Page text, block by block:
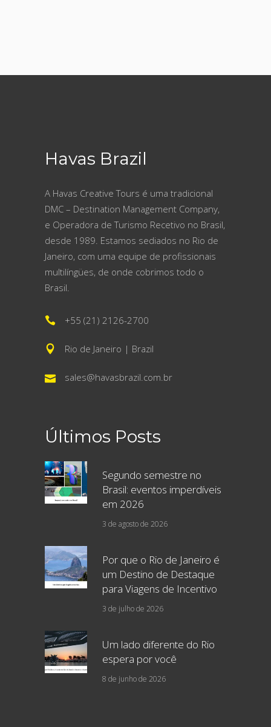
Havas Brazil
A Havas Creative Tours é uma tradicional
DMC – Destination Management Company,
e Operadora de Turismo Recetivo no Brasil,
desde 1989. Estamos sediados no Rio de
Janeiro, com uma equipe de profissionais
multilíngües, de onde cobrimos todo o
Brasil.
+55 (21) 2126-2700
Rio de Janeiro | Brazil
sales@havasbrazil.com.br
Últimos Posts
Segundo semestre no
Brasil: eventos imperdíveis
em 2026
3 de agosto de 2026
Por que o Rio de Janeiro é
um Destino de Destaque
para Viagens de Incentivo
3 de julho de 2026
Um lado diferente do Rio
espera por você
8 de junho de 2026